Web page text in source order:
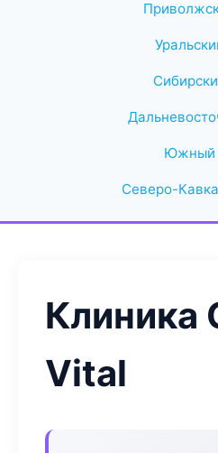
Южный
Северо-
Клиника
Vital